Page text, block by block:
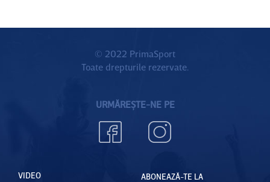
© 2022 PrimaSport
Toate drepturile rezervate.
URMĂREȘTE-NE PE
VIDEO
ABONEAZĂ-TE LA